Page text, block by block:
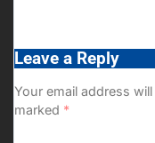
Leave a Reply
Your email address
marked *